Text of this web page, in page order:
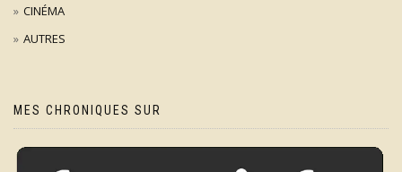
CINÉMA
AUTRES
MES CHRONIQUES SUR